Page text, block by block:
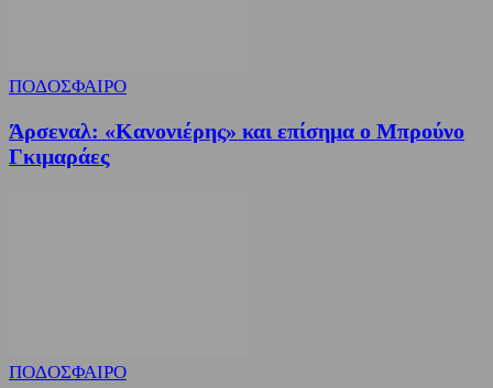
ΠΟΔΟΣΦΑΙΡΟ
Άρσεναλ: «Κανονιέρης» και επίσημα ο Μπρούνο
Γκιμαράες
ΠΟΔΟΣΦΑΙΡΟ